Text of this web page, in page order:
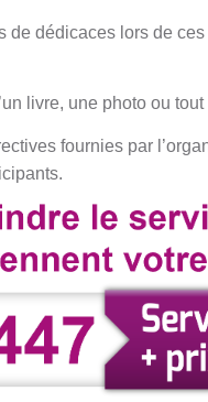
dédicaces lors de
livre, une photo ou
fournies par